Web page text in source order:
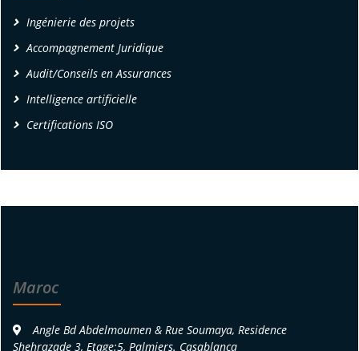
Ingénierie des projets
Accompagnement Juridique
Audit/Conseils en Assurances
Intelligence artificielle
Certifications ISO
Maroc
Angle Bd Abdelmoumen & Rue Soumaya, Residence
Shehrazade 3, Etage:5, Palmiers. Casablanca